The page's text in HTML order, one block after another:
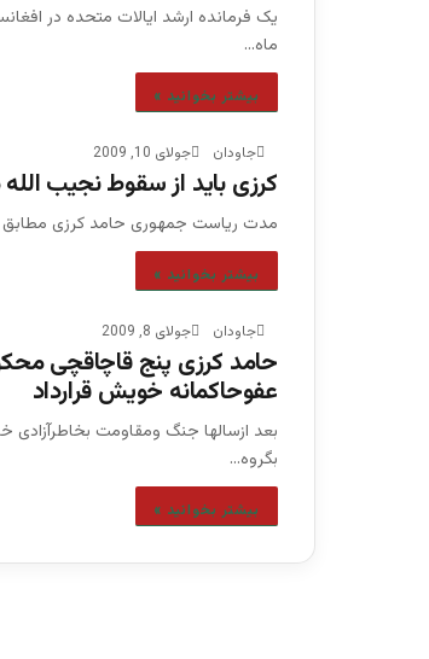
یک فرمانده ارشد ایالات متحده در
ماه…
بیشتر بخوانید »
جاودان جولای 10, 2009
کرزی باید از سقوط نجیب
مدت ریاست جمهوری حامد کرزی مطابق
بیشتر بخوانید »
جاودان جولای 8, 2009
حامد کرزی پنج قاچاقچی
عفوحاکمانه خویش قرارداد
بعد ازسالها جنگ ومقاومت بخاطرآزادی
بگروه…
بیشتر بخوانید »